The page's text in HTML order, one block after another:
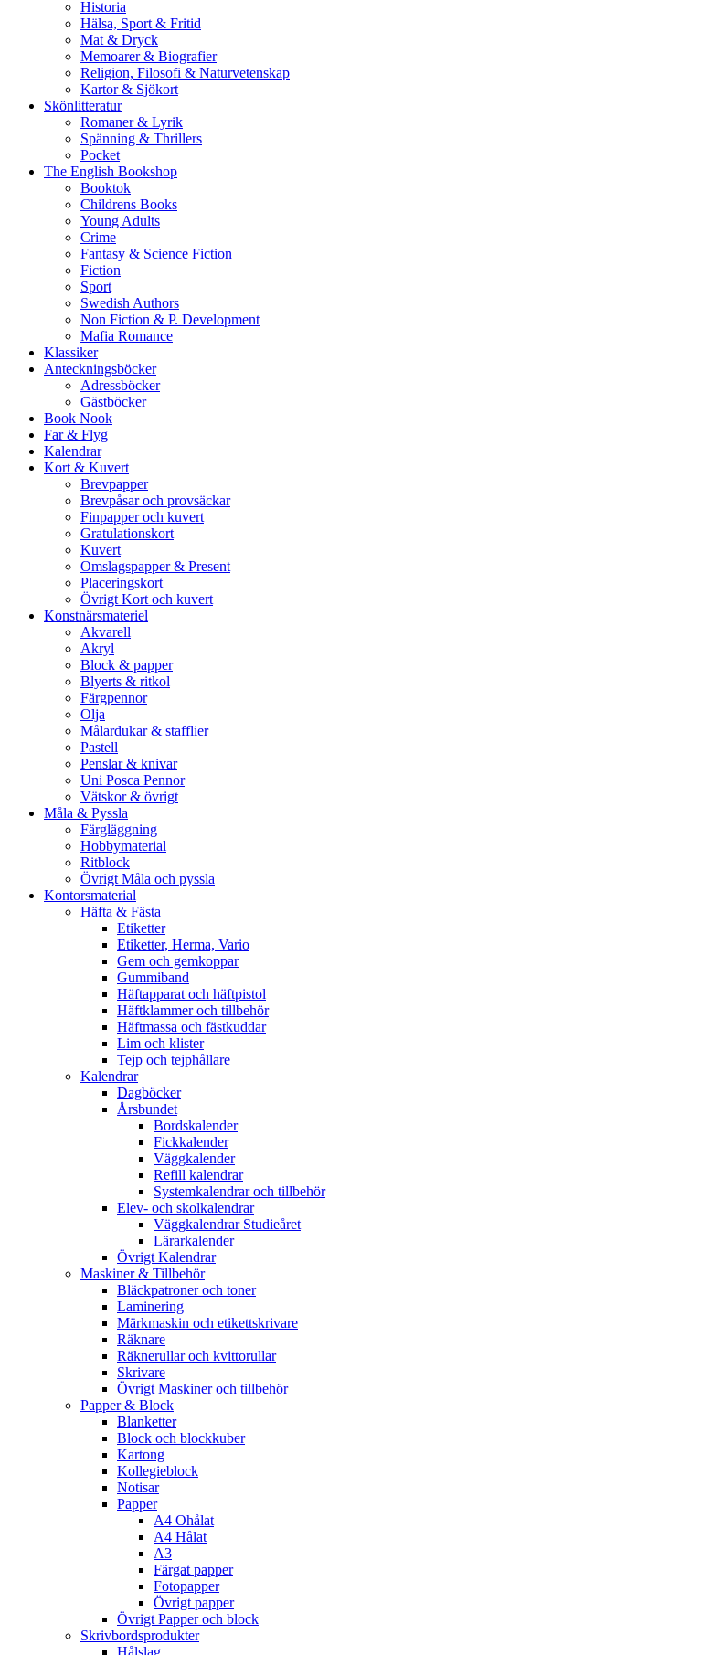
Historia
Hälsa, Sport & Fritid
Mat & Dryck
Memoarer & Biografier
Religion, Filosofi & Naturvetenskap
Kartor & Sjökort
Skönlitteratur
Romaner & Lyrik
Spänning & Thrillers
Pocket
The English Bookshop
Booktok
Childrens Books
Young Adults
Crime
Fantasy & Science Fiction
Fiction
Sport
Swedish Authors
Non Fiction & P. Development
Mafia Romance
Klassiker
Anteckningsböcker
Adressböcker
Gästböcker
Book Nook
Far & Flyg
Kalendrar
Kort & Kuvert
Brevpapper
Brevpåsar och provsäckar
Finpapper och kuvert
Gratulationskort
Kuvert
Omslagspapper & Present
Placeringskort
Övrigt Kort och kuvert
Konstnärsmateriel
Akvarell
Akryl
Block & papper
Blyerts & ritkol
Färgpennor
Olja
Målardukar & stafflier
Pastell
Penslar & knivar
Uni Posca Pennor
Vätskor & övrigt
Måla & Pyssla
Färgläggning
Hobbymaterial
Ritblock
Övrigt Måla och pyssla
Kontorsmaterial
Häfta & Fästa
Etiketter
Etiketter, Herma, Vario
Gem och gemkoppar
Gummiband
Häftapparat och häftpistol
Häftklammer och tillbehör
Häftmassa och fästkuddar
Lim och klister
Tejp och tejphållare
Kalendrar
Dagböcker
Årsbundet
Bordskalender
Fickkalender
Väggkalender
Refill kalendrar
Systemkalendrar och tillbehör
Elev- och skolkalendrar
Väggkalendrar Studieåret
Lärarkalender
Övrigt Kalendrar
Maskiner & Tillbehör
Bläckpatroner och toner
Laminering
Märkmaskin och etikettskrivare
Räknare
Räknerullar och kvittorullar
Skrivare
Övrigt Maskiner och tillbehör
Papper & Block
Blanketter
Block och blockkuber
Kartong
Kollegieblock
Notisar
Papper
A4 Ohålat
A4 Hålat
A3
Färgat papper
Fotopapper
Övrigt papper
Övrigt Papper och block
Skrivbordsprodukter
Hålslag